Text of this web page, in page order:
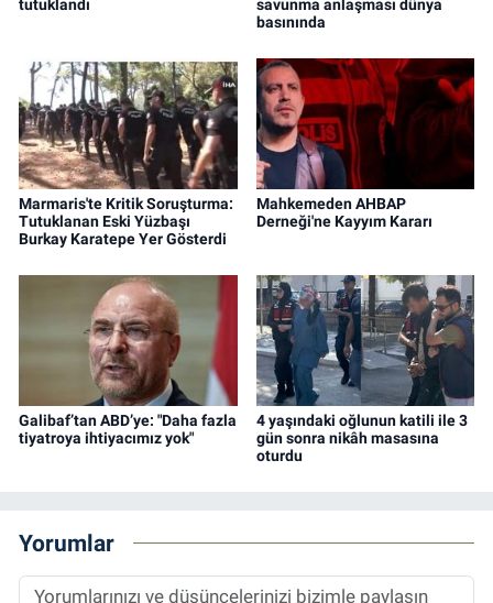
tutuklandı
savunma anlaşması dünya
basınında
Marmaris'te Kritik Soruşturma:
Tutuklanan Eski Yüzbaşı
Burkay Karatepe Yer Gösterdi
Mahkemeden AHBAP
Derneği'ne Kayyım Kararı
Galibaf’tan ABD’ye: "Daha fazla
tiyatroya ihtiyacımız yok"
4 yaşındaki oğlunun katili ile 3
gün sonra nikâh masasına
oturdu
Yorumlar